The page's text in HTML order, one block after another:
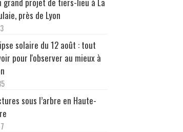
près de Lyon
solaire du 12 août : tout
pour l'observer au mieux à
sous l’arbre en Haute-